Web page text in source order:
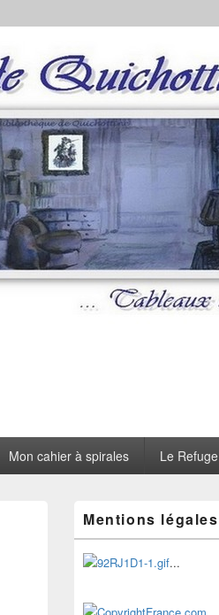
Mon cahier à spirales Le Refuge
principale
de
widget
pour
barre
Mentions légales
...